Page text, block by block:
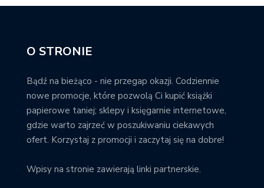
O STRONIE
Bądź na bieżąco - nie przegap okazji. Codziennie
nowe promocje, które pozwolą Ci kupić książki
papierowe taniej; sklepy i księgarnie internetowe,
gdzie warto zajrzeć w poszukiwaniu ciekawych
ofert. Korzystaj z promocji i zaczytaj się na dobre!
Wpisy na stronie zawierają linki partnerskie.